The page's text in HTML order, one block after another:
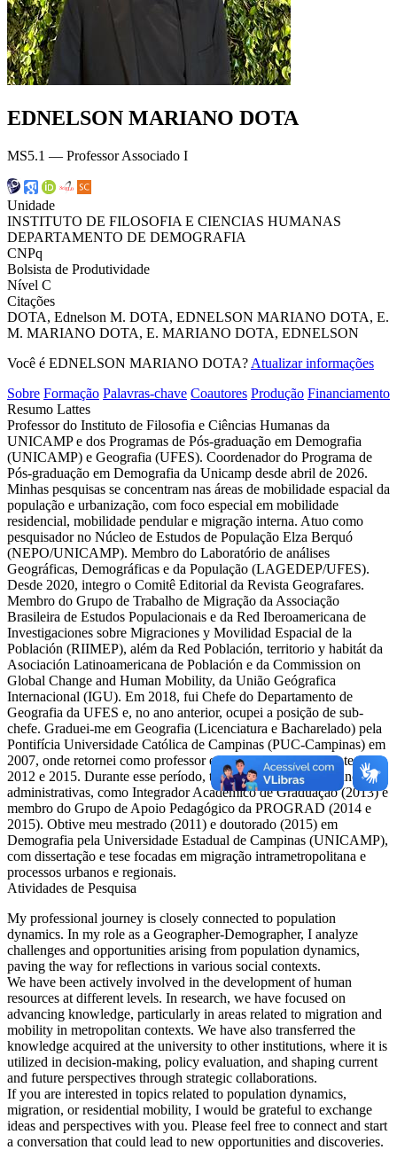
EDNELSON MARIANO DOTA
MS5.1 — Professor Associado I
Unidade
INSTITUTO DE FILOSOFIA E CIENCIAS HUMANAS
DEPARTAMENTO DE DEMOGRAFIA
CNPq
Bolsista de Produtividade
Nível C
Citações
DOTA, Ednelson M. DOTA, EDNELSON MARIANO DOTA, E.
M. MARIANO DOTA, E. MARIANO DOTA, EDNELSON
Você é EDNELSON MARIANO DOTA? Atualizar informações
Sobre Formação Palavras-chave Coautores Produção Financiamento
Resumo Lattes
Professor do Instituto de Filosofia e Ciências Humanas da
UNICAMP e dos Programas de Pós-graduação em Demografia
(UNICAMP) e Geografia (UFES). Coordenador do Programa de
Pós-graduação em Demografia da Unicamp desde abril de 2026.
Minhas pesquisas se concentram nas áreas de mobilidade espacial da
população e urbanização, com foco especial em mobilidade
residencial, mobilidade pendular e migração interna. Atuo como
pesquisador no Núcleo de Estudos de População Elza Berquó
(NEPO/UNICAMP). Membro do Laboratório de análises
Geográficas, Demográficas e da População (LAGEDEP/UFES).
Desde 2020, integro o Comitê Editorial da Revista Geografares.
Membro do Grupo de Trabalho de Migração da Associação
Brasileira de Estudos Populacionais e da Red Iberoamericana de
Investigaciones sobre Migraciones y Movilidad Espacial de la
Población (RIIMEP), além da Red Población, territorio y habitát da
Asociación Latinoamericana de Población e da Commission on
Global Change and Human Mobility, da União Geógrafica
Internacional (IGU). Em 2018, fui Chefe do Departamento de
Geografia da UFES e, no ano anterior, ocupei a posição de sub-
chefe. Graduei-me em Geografia (Licenciatura e Bacharelado) pela
Pontifícia Universidade Católica de Campinas (PUC-Campinas) em
2007, onde retornei como professor em 2010 e posteriormente entre
2012 e 2015. Durante esse período, também desempenhei funções
administrativas, como Integrador Acadêmico de Graduação (2013) e
membro do Grupo de Apoio Pedagógico da PROGRAD (2014 e
2015). Obtive meu mestrado (2011) e doutorado (2015) em
Demografia pela Universidade Estadual de Campinas (UNICAMP),
com dissertação e tese focadas em migração intrametropolitana e
processos urbanos e regionais.
Atividades de Pesquisa
My professional journey is closely connected to population
dynamics. In my role as a Geographer-Demographer, I analyze
challenges and opportunities arising from population dynamics,
paving the way for reflections in various social contexts.
We have been actively involved in the development of human
resources at different levels. In research, we have focused on
advancing knowledge, particularly in areas related to migration and
mobility in metropolitan contexts. We have also transferred the
knowledge acquired at the university to other institutions, where it is
utilized in decision-making, policy evaluation, and shaping current
and future perspectives through strategic collaborations.
If you are interested in topics related to population dynamics,
migration, or residential mobility, I would be grateful to exchange
ideas and perspectives with you. Please feel free to connect and start
a conversation that could lead to new opportunities and discoveries.